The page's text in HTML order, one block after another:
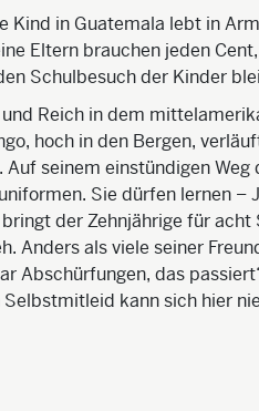
Kind in Guatemala lebt in
Eltern brauchen jeden
Schulbesuch der Kinder
Reich in dem
hoch in den Bergen,
seinem einstündigen Weg
Sie dürfen lernen –
der Zehnjährige für
Anders als viele seiner
Abschürfungen, das
Selbstmitleid kann sich hier